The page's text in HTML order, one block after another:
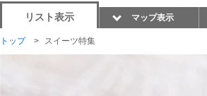
リスト表示 マップ表示
トップ スイーツ特集